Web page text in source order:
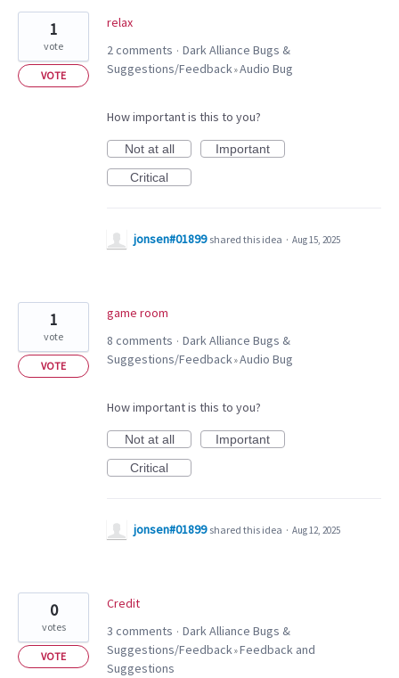
relax
1
vote
VOTE
2 comments · Dark Alliance Bugs &
Suggestions/Feedback »Audio Bug
How important is this to you?
Not at all
Important
Critical
jonsen#01899 shared this idea · Aug 15, 2025
game room
1
vote
VOTE
8 comments · Dark Alliance Bugs &
Suggestions/Feedback »Audio Bug
How important is this to you?
Not at all
Important
Critical
jonsen#01899 shared this idea · Aug 12, 2025
Credit
0
votes
VOTE
3 comments · Dark Alliance Bugs &
Suggestions/Feedback »Feedback and
Suggestions